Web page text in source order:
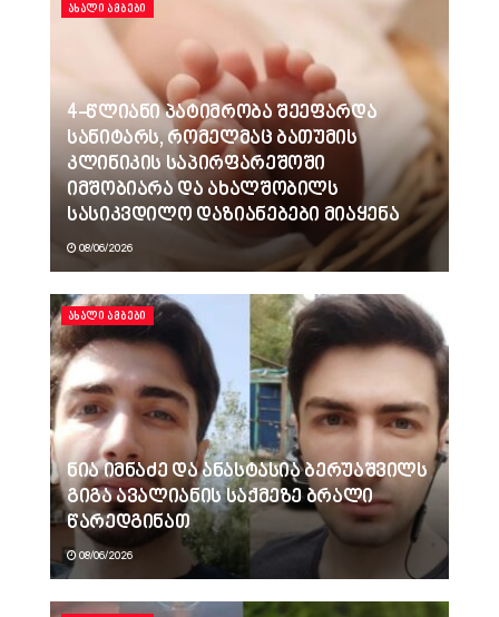
ᲐᲮᲐᲚᲘ ᲐᲛᲑᲔᲑᲘ
4-წლიანი პატიმრობა შეეფარდა
სანიტარს, რომელმაც ბათუმის
კლინიკის საპირფარეშოში
იმშობიარა და ახალშობილს
სასიკვდილო დაზიანებები მიაყენა
08/06/2026
ᲐᲮᲐᲚᲘ ᲐᲛᲑᲔᲑᲘ
ნია იმნაძე და ანასტასია ბერუაშვილს
გიგა ავალიანის საქმეზე ბრალი
წარედგინათ
08/06/2026